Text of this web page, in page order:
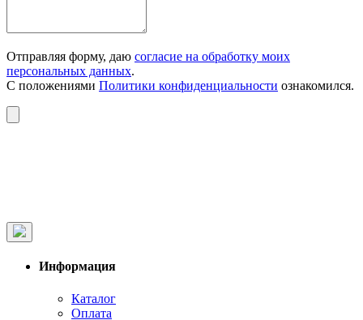
Отправляя форму, даю согласие на обработку моих
персональных данных.
С положениями Политики конфиденциальности ознакомился.
Информация
Каталог
Оплата